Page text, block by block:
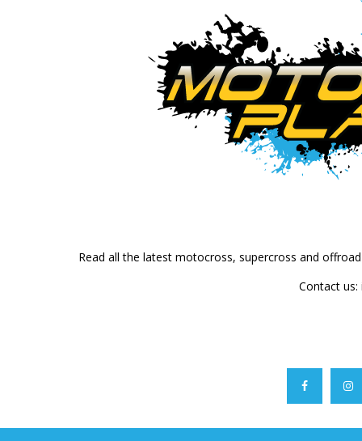
Read all the latest motocross, supercross and
Contact us: